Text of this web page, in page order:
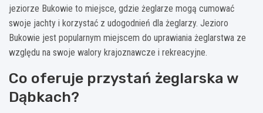
jeziorze Bukowie to miejsce, gdzie żeglarze mogą cumować
swoje jachty i korzystać z udogodnień dla żeglarzy. Jezioro
Bukowie jest popularnym miejscem do uprawiania żeglarstwa ze
względu na swoje walory krajoznawcze i rekreacyjne.
Co oferuje przystań żeglarska w
Dąbkach?